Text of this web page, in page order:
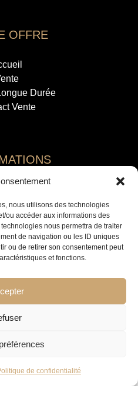
nous utilisons des technologies
ou accéder aux informations des
nous permettra de traiter
de navigation ou les ID uniques
ou de retirer son consentement peut
et fonctions.
de confidentialité
OFFRE
Durée
Vente
de cookies
du site
NOUS
Immobilier